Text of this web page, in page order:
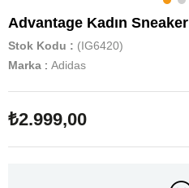
Advantage Kadın Sneaker
Stok Kodu
(IG6420)
Marka : Adidas
₺2.999,00